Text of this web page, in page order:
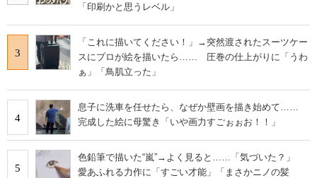
「印刷かと思うレベル」
3
「これに描いてください！」→突然渡されたスーツケー
スにプロが絵を描いたら…… 圧巻の仕上がりに「うわ
ぁ」「鳥肌立った」
4
息子に洗車を任せたら、なぜか壁画を描き始めて……
完成した絵に母驚き「いや画力すごぉぉお！！」
5
色鉛筆で描いた“嵐”→よく見ると……「気づいた？」
愛あふれる力作に「すごい才能」「まさかニノの髪